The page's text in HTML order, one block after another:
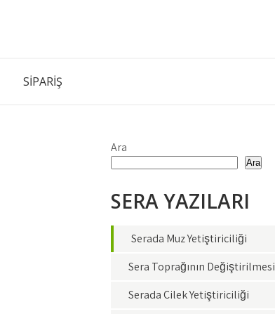
SİPARİŞ
Ara
Ara
SERA YAZILARI
Serada Muz Yetiştiriciliği
Sera Toprağının Değiştirilmesi
Serada Çilek Yetiştiriciliği